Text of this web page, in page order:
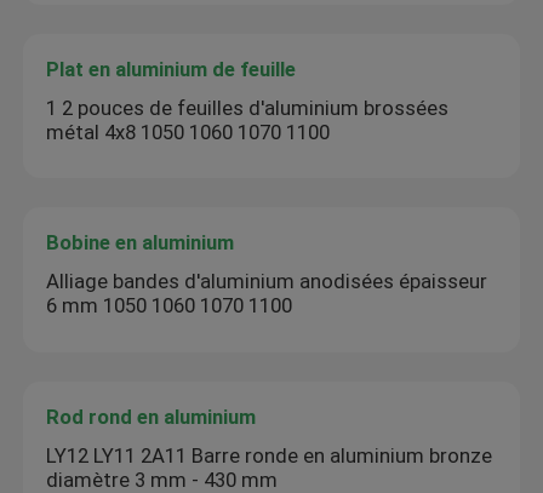
Plat en aluminium de feuille
1 2 pouces de feuilles d'aluminium brossées
métal 4x8 1050 1060 1070 1100
Bobine en aluminium
Alliage bandes d'aluminium anodisées épaisseur
6 mm 1050 1060 1070 1100
Rod rond en aluminium
LY12 LY11 2A11 Barre ronde en aluminium bronze
diamètre 3 mm - 430 mm